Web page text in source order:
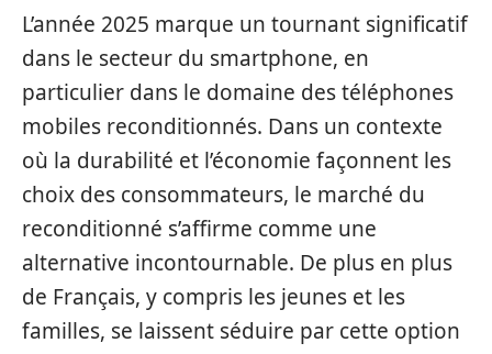
L’année 2025 marque un tournant significatif
dans le secteur du smartphone, en
particulier dans le domaine des téléphones
mobiles reconditionnés. Dans un contexte
où la durabilité et l’économie façonnent les
choix des consommateurs, le marché du
reconditionné s’affirme comme une
alternative incontournable. De plus en plus
de Français, y compris les jeunes et les
familles, se laissent séduire par cette option